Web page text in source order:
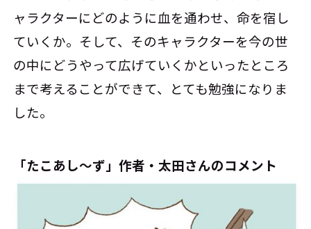
ャラクターにどのように血を通わせ、命を宿し
ていくか。そして、そのキャラクターを今の世
の中にどうやって広げていくかといったところ
まで考えることができて、とても勉強になりま
した。
「たこあし～ず」作者・太田さんのコメント